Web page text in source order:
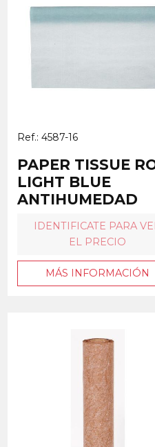
Ref.: 4587-16
PAPER TISSUE
LIGHT BLUE
ANTIHUMEDAD
IDENTIFICATE PARA
EL PRECIO
MÁS INFORMACIÓN